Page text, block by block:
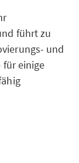
führt zu
und
einige